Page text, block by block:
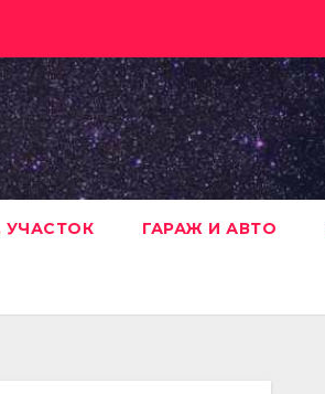
УЧАСТОК ГАРАЖ И АВТО